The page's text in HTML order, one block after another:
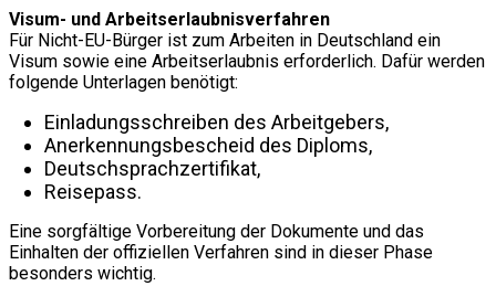
Visum- und Arbeitserlaubnisverfahren
Für Nicht-EU-Bürger ist zum Arbeiten in Deutschland ein
Visum sowie eine Arbeitserlaubnis erforderlich. Dafür werden
folgende Unterlagen benötigt:
Einladungsschreiben des Arbeitgebers,
Anerkennungsbescheid des Diploms,
Deutschsprachzertifikat,
Reisepass.
Eine sorgfältige Vorbereitung der Dokumente und das
Einhalten der offiziellen Verfahren sind in dieser Phase
besonders wichtig.